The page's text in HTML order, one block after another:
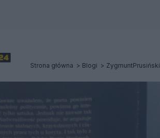
Strona główna Blogi ZygmuntPrusiński